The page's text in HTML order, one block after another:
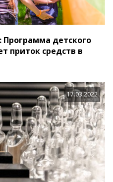
Программа детского
приток средств в
17.03.2022